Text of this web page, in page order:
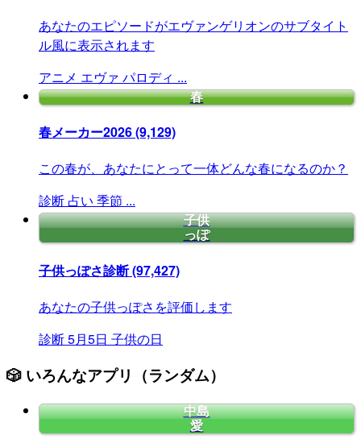
あなたのエピソードがエヴァンゲリオンのサブタイト
ル風に表示されます
アニメ エヴァ パロディ ...
春
春メーカー2026(9,129)
この春が、あなたにとって一体どんな春になるのか？
診断 占い 季節 ...
子供
っぽ
子供っぽさ診断(97,427)
あなたの子供っぽさを評価します
診断5月5日 子供の日
🎲 いろんなアプリ（ランダム）
中島
愛